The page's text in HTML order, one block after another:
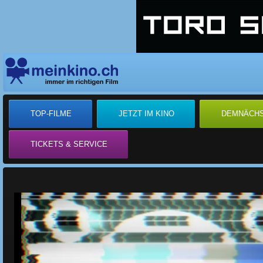
TOP-FILME JETZT IM KINO
TICKETS & SERVICE